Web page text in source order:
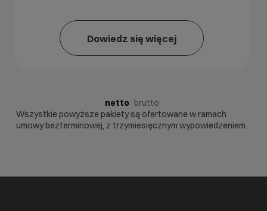
Dowiedz się więcej
netto brutto
Wszystkie powyższe pakiety są ofertowane w ramach
umowy bezterminowej, z trzymiesięcznym wypowiedzeniem.